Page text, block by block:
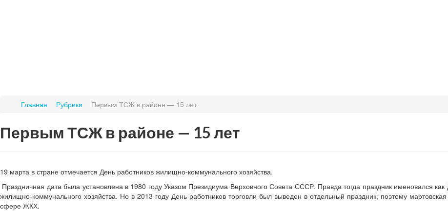
Главная Рубрики Первым ТСЖ в районе — 15 лет
Первым ТСЖ в районе — 15 лет
19 марта в стране отмечается День работников жилищно-коммунального хозяйства.
Праздничная дата была установлена в 1980 году Указом Президиума Верховного Совета СССР. Правда тогда праздник именовался
жилищно-коммунального хозяйства. Но в 2013 году День работников торговли был выведен в отдельный праздник, поэтому
сфере ЖКХ.